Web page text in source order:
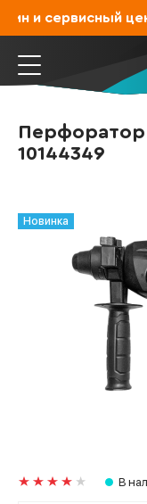
и сервисный
Перфоратор
10144349
Новинка
В